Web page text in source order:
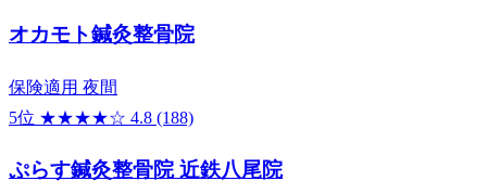
オカモト鍼灸整骨院
保険適用 夜間
5位 ★★★★☆ 4.8 (188)
ぷらす鍼灸整骨院 近鉄八尾院